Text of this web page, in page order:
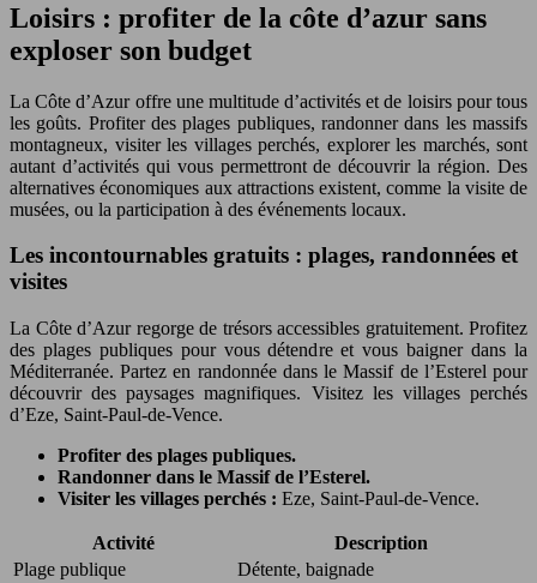
Loisirs : profiter de la côte d’azur sans
exploser son budget
La Côte d’Azur offre une multitude d’activités et de loisirs pour tous
les goûts. Profiter des plages publiques, randonner dans les massifs
montagneux, visiter les villages perchés, explorer les marchés, sont
autant d’activités qui vous permettront de découvrir la région. Des
alternatives économiques aux attractions existent, comme la visite de
musées, ou la participation à des événements locaux.
Les incontournables gratuits : plages, randonnées et
visites
La Côte d’Azur regorge de trésors accessibles gratuitement. Profitez
des plages publiques pour vous détendre et vous baigner dans la
Méditerranée. Partez en randonnée dans le Massif de l’Esterel pour
découvrir des paysages magnifiques. Visitez les villages perchés
d’Eze, Saint-Paul-de-Vence.
Profiter des plages publiques.
Randonner dans le Massif de l’Esterel.
Visiter les villages perchés : Eze, Saint-Paul-de-Vence.
Activité
Description
Plage publique
Détente, baignade